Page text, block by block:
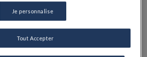
pouvez les rincer rapidement sous
mais assurez-vous de les
avec un linge propre
d'humidité.
Je personnalise
Tout Accepter